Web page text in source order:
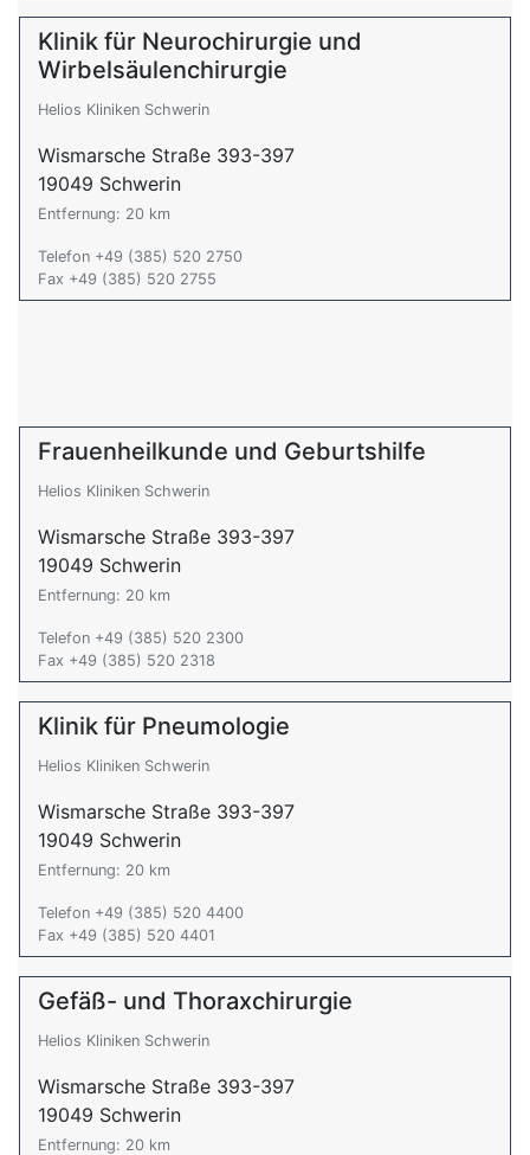
Klinik für Neurochirurgie und
Wirbelsäulenchirurgie
Helios Kliniken Schwerin
Wismarsche Straße 393-397
19049 Schwerin
Entfernung: 20 km
Telefon +49 (385) 520 2750
Fax +49 (385) 520 2755
Frauenheilkunde und Geburtshilfe
Helios Kliniken Schwerin
Wismarsche Straße 393-397
19049 Schwerin
Entfernung: 20 km
Telefon +49 (385) 520 2300
Fax +49 (385) 520 2318
Klinik für Pneumologie
Helios Kliniken Schwerin
Wismarsche Straße 393-397
19049 Schwerin
Entfernung: 20 km
Telefon +49 (385) 520 4400
Fax +49 (385) 520 4401
Gefäß- und Thoraxchirurgie
Helios Kliniken Schwerin
Wismarsche Straße 393-397
19049 Schwerin
Entfernung: 20 km